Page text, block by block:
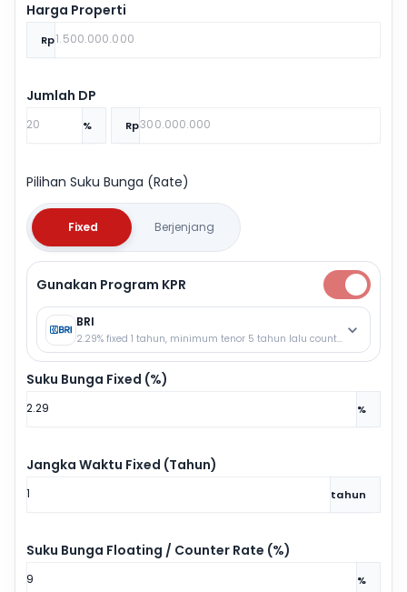
Harga Properti
Rp
Jumlah DP
% Rp
Pilihan Suku Bunga (Rate)
Fixed Berjenjang
Gunakan Program KPR
BRI
2.29% fixed 1 tahun, minimum tenor 5 tahun lalu counter rate.
Suku Bunga Fixed (%)
%
Jangka Waktu Fixed (Tahun)
tahun
Suku Bunga Floating / Counter Rate (%)
%